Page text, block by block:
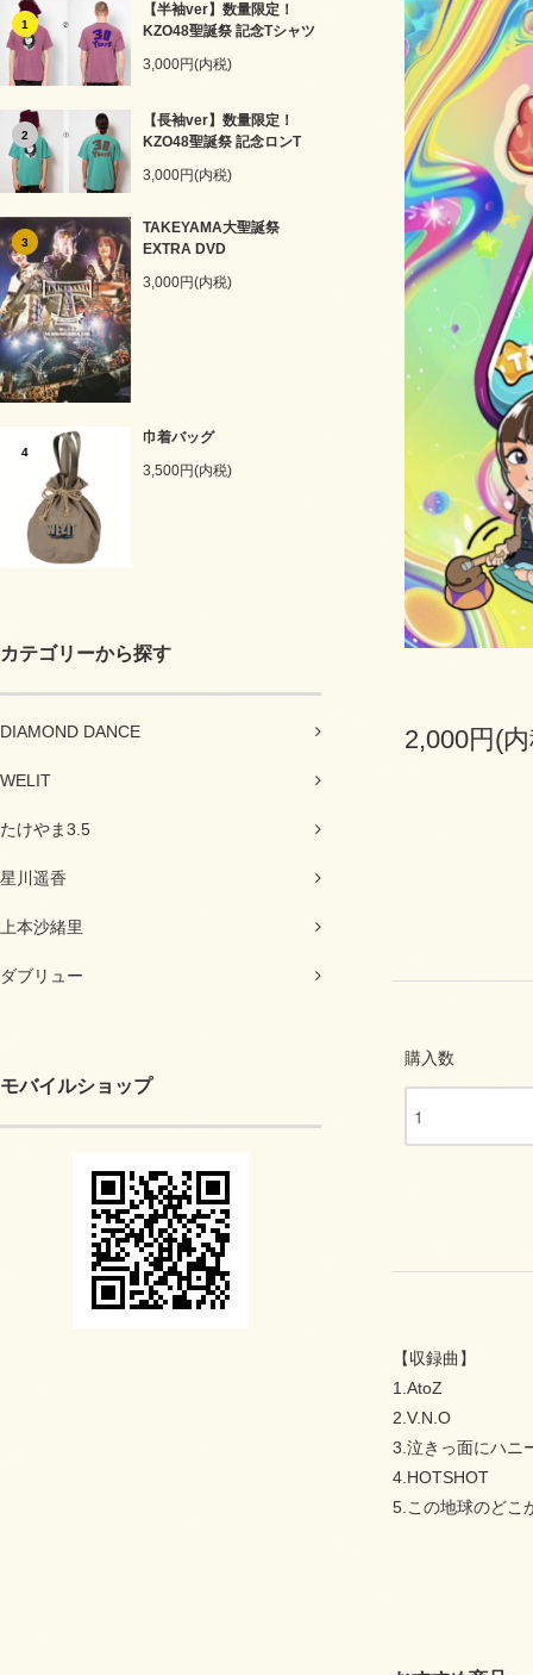
1
【半袖ver】数量限定！
KZO48聖誕祭 記念Tシャツ
3,000円(内税)
2
【長袖ver】数量限定！
KZO48聖誕祭 記念ロンT
3,000円(内税)
3
TAKEYAMA大聖誕祭
EXTRA DVD
3,000円(内税)
4
巾着バッグ
3,500円(内税)
カテゴリーから探す
DIAMOND DANCE
WELIT
たけやま3.5
星川遥香
上本沙緒里
ダブリュー
モバイルショップ
2,000円(
購入数
【収録曲】
1.AtoZ
2.V.N.O
3.泣きっ面にハニ
4.HOTSHOT
5.この地球のどこ